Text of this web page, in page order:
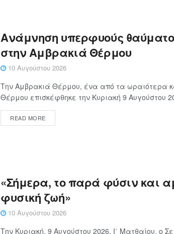
Ανάμνηση υπερφυούς
στην Αμβρακιά Θέρμου
10 Αυγούστου 2026
Την Αμβρακιά Θέρμου, ένα από τα ωραιότερα
Θέρμου επισκέφθηκε την Κυριακή 9 Αυγούστου
READ MORE
«Σήμερα, το παρά φύσιν και
φυσική ζωή»
10 Αυγούστου 2026
Την Κυριακή, 9 Αυγούστου 2026, Ι΄ Ματθαίου, ο